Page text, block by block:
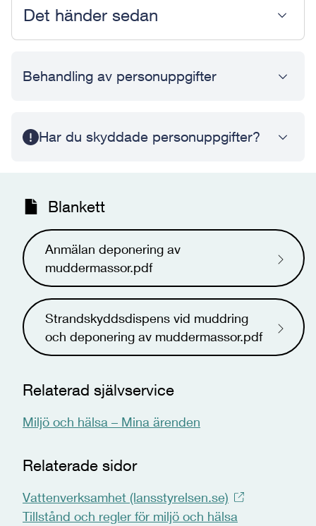
Det händer sedan
Behandling av personuppgifter
Har du skyddade personuppgifter?
Blankett
Anmälan deponering av
muddermassor.pdf
Strandskyddsdispens vid muddring
och deponering av muddermassor.pdf
Relaterad självservice
Miljö och hälsa – Mina ärenden
Relaterade sidor
Vattenverksamhet (lansstyrelsen.se)
Tillstånd och regler för miljö och hälsa